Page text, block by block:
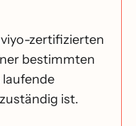
zertifizierten
bestimmten
ist.